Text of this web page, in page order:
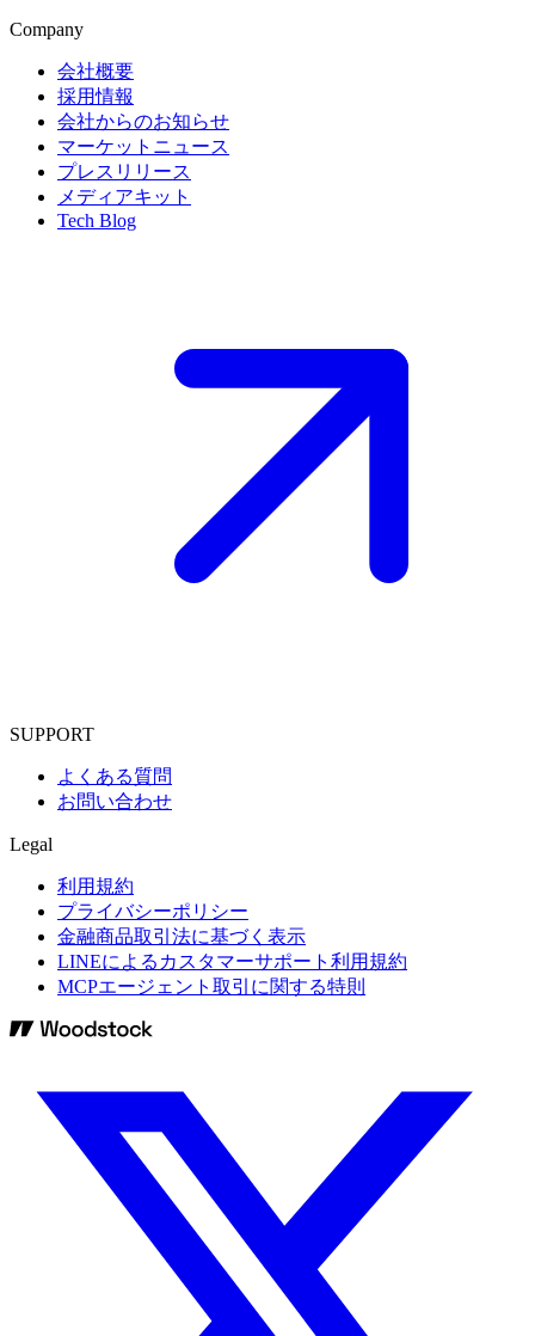
Company
会社概要
採用情報
会社からのお知らせ
マーケットニュース
プレスリリース
メディアキット
Tech Blog
SUPPORT
よくある質問
お問い合わせ
Legal
利用規約
プライバシーポリシー
金融商品取引法に基づく表示
LINEによるカスタマーサポート利用規約
MCPエージェント取引に関する特則